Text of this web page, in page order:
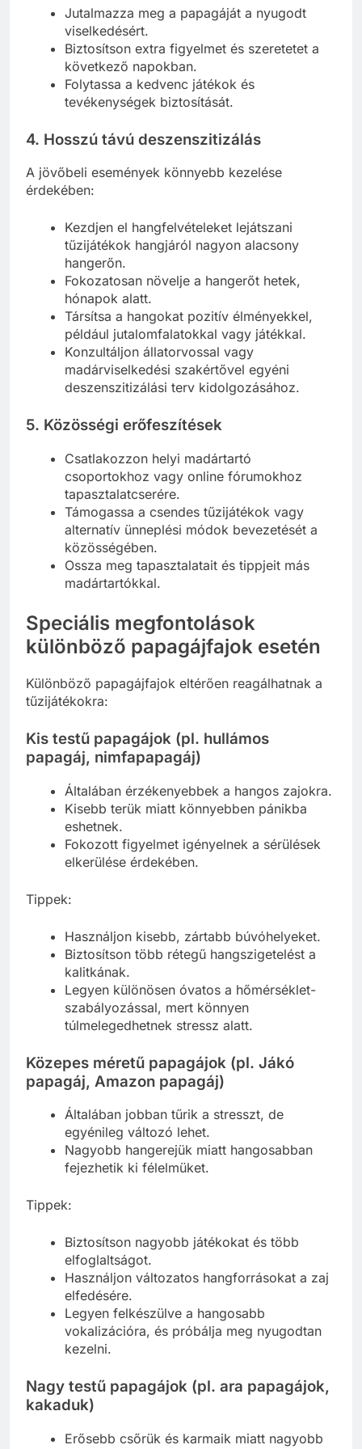
Jutalmazza meg a papagáját a nyugodt
viselkedésért.
Biztosítson extra figyelmet és szeretetet a
következő napokban.
Folytassa a kedvenc játékok és
tevékenységek biztosítását.
4. Hosszú távú deszenszitizálás
A jövőbeli események könnyebb kezelése
érdekében:
Kezdjen el hangfelvételeket lejátszani
tűzijátékok hangjáról nagyon alacsony
hangerőn.
Fokozatosan növelje a hangerőt hetek,
hónapok alatt.
Társítsa a hangokat pozitív élményekkel,
például jutalomfalatokkal vagy játékkal.
Konzultáljon állatorvossal vagy
madárviselkedési szakértővel egyéni
deszenszitizálási terv kidolgozásához.
5. Közösségi erőfeszítések
Csatlakozzon helyi madártartó
csoportokhoz vagy online fórumokhoz
tapasztalatcserére.
Támogassa a csendes tűzijátékok vagy
alternatív ünneplési módok bevezetését a
közösségében.
Ossza meg tapasztalatait és tippjeit más
madártartókkal.
Speciális megfontolások
különböző papagájfajok esetén
Különböző papagájfajok eltérően reagálhatnak a
tűzijátékokra:
Kis testű papagájok (pl. hullámos
papagáj, nimfapapagáj)
Általában érzékenyebbek a hangos zajokra.
Kisebb terük miatt könnyebben pánikba
eshetnek.
Fokozott figyelmet igényelnek a sérülések
elkerülése érdekében.
Tippek:
Használjon kisebb, zártabb búvóhelyeket.
Biztosítson több rétegű hangszigetelést a
kalitkának.
Legyen különösen óvatos a hőmérséklet-
szabályozással, mert könnyen
túlmelegedhetnek stressz alatt.
Közepes méretű papagájok (pl. Jákó
papagáj, Amazon papagáj)
Általában jobban tűrik a stresszt, de
egyénileg változó lehet.
Nagyobb hangerejük miatt hangosabban
fejezhetik ki félelmüket.
Tippek:
Biztosítson nagyobb játékokat és több
elfoglaltságot.
Használjon változatos hangforrásokat a zaj
elfedésére.
Legyen felkészülve a hangosabb
vokalizációra, és próbálja meg nyugodtan
kezelni.
Nagy testű papagájok (pl. ara papagájok,
kakaduk)
Erősebb csőrük és karmaik miatt nagyobb